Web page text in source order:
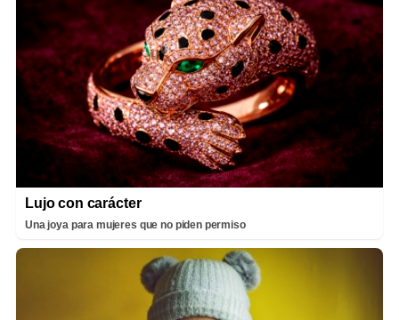
Lujo con carácter
Una joya para mujeres que no piden permiso